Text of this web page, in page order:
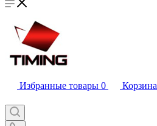
Избранные товары 0 Корзина